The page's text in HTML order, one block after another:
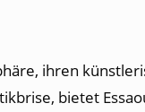
ihren
bietet